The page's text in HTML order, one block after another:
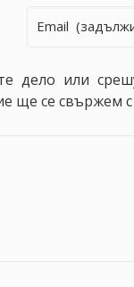
дело или
ще се свържем с